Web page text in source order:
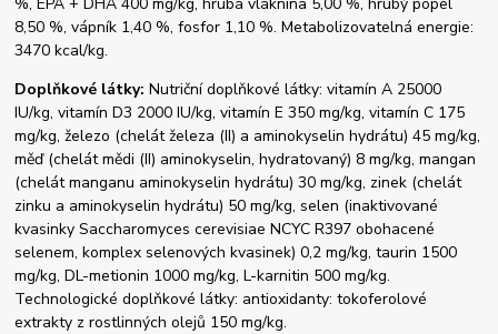
8,50 %, vápník 1,40 %, fosfor 1,10 %. Metabolizovatelná energie:
3470 kcal/kg.
Doplňkové látky:Nutriční doplňkové látky: vitamín A 25000
IU/kg, vitamín D3 2000 IU/kg, vitamín E 350 mg/kg, vitamín C 175
mg/kg, železo (chelát železa (II) a aminokyselin hydrátu) 45 mg/kg,
měď (chelát mědi (II) aminokyselin, hydratovaný) 8 mg/kg, mangan
(chelát manganu aminokyselin hydrátu) 30 mg/kg, zinek (chelát
zinku a aminokyselin hydrátu) 50 mg/kg, selen (inaktivované
kvasinky Saccharomyces cerevisiae NCYC R397 obohacené
selenem, komplex selenových kvasinek) 0,2 mg/kg, taurin 1500
mg/kg, DL-metionin 1000 mg/kg, L-karnitin 500 mg/kg.
Technologické doplňkové látky: antioxidanty: tokoferolové
extrakty z rostlinných olejů 150 mg/kg.